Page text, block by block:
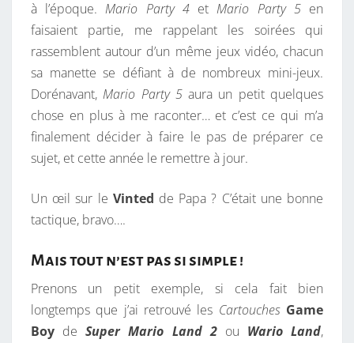
à l’époque.Mario Party 4etMario Party 5en
faisaient partie, me rappelant les soirées qui
rassemblent autour d’un même jeux vidéo, chacun
sa manette se défiant à de nombreux mini-jeux.
Dorénavant,Mario Party 5aura un petit quelques
chose en plus à me raconter… et c’est ce qui m’a
finalement décider à faire le pas de préparer ce
sujet, et cette année le remettre à jour.
Un œil sur le Vinted de Papa ? C’était une bonne
tactique, bravo….
Mais tout n’est pas si simple !
Prenons un petit exemple, si cela fait bien
longtemps que j’ai retrouvé les Cartouches Game
Boy deSuper Mario Land 2ou Wario Land,